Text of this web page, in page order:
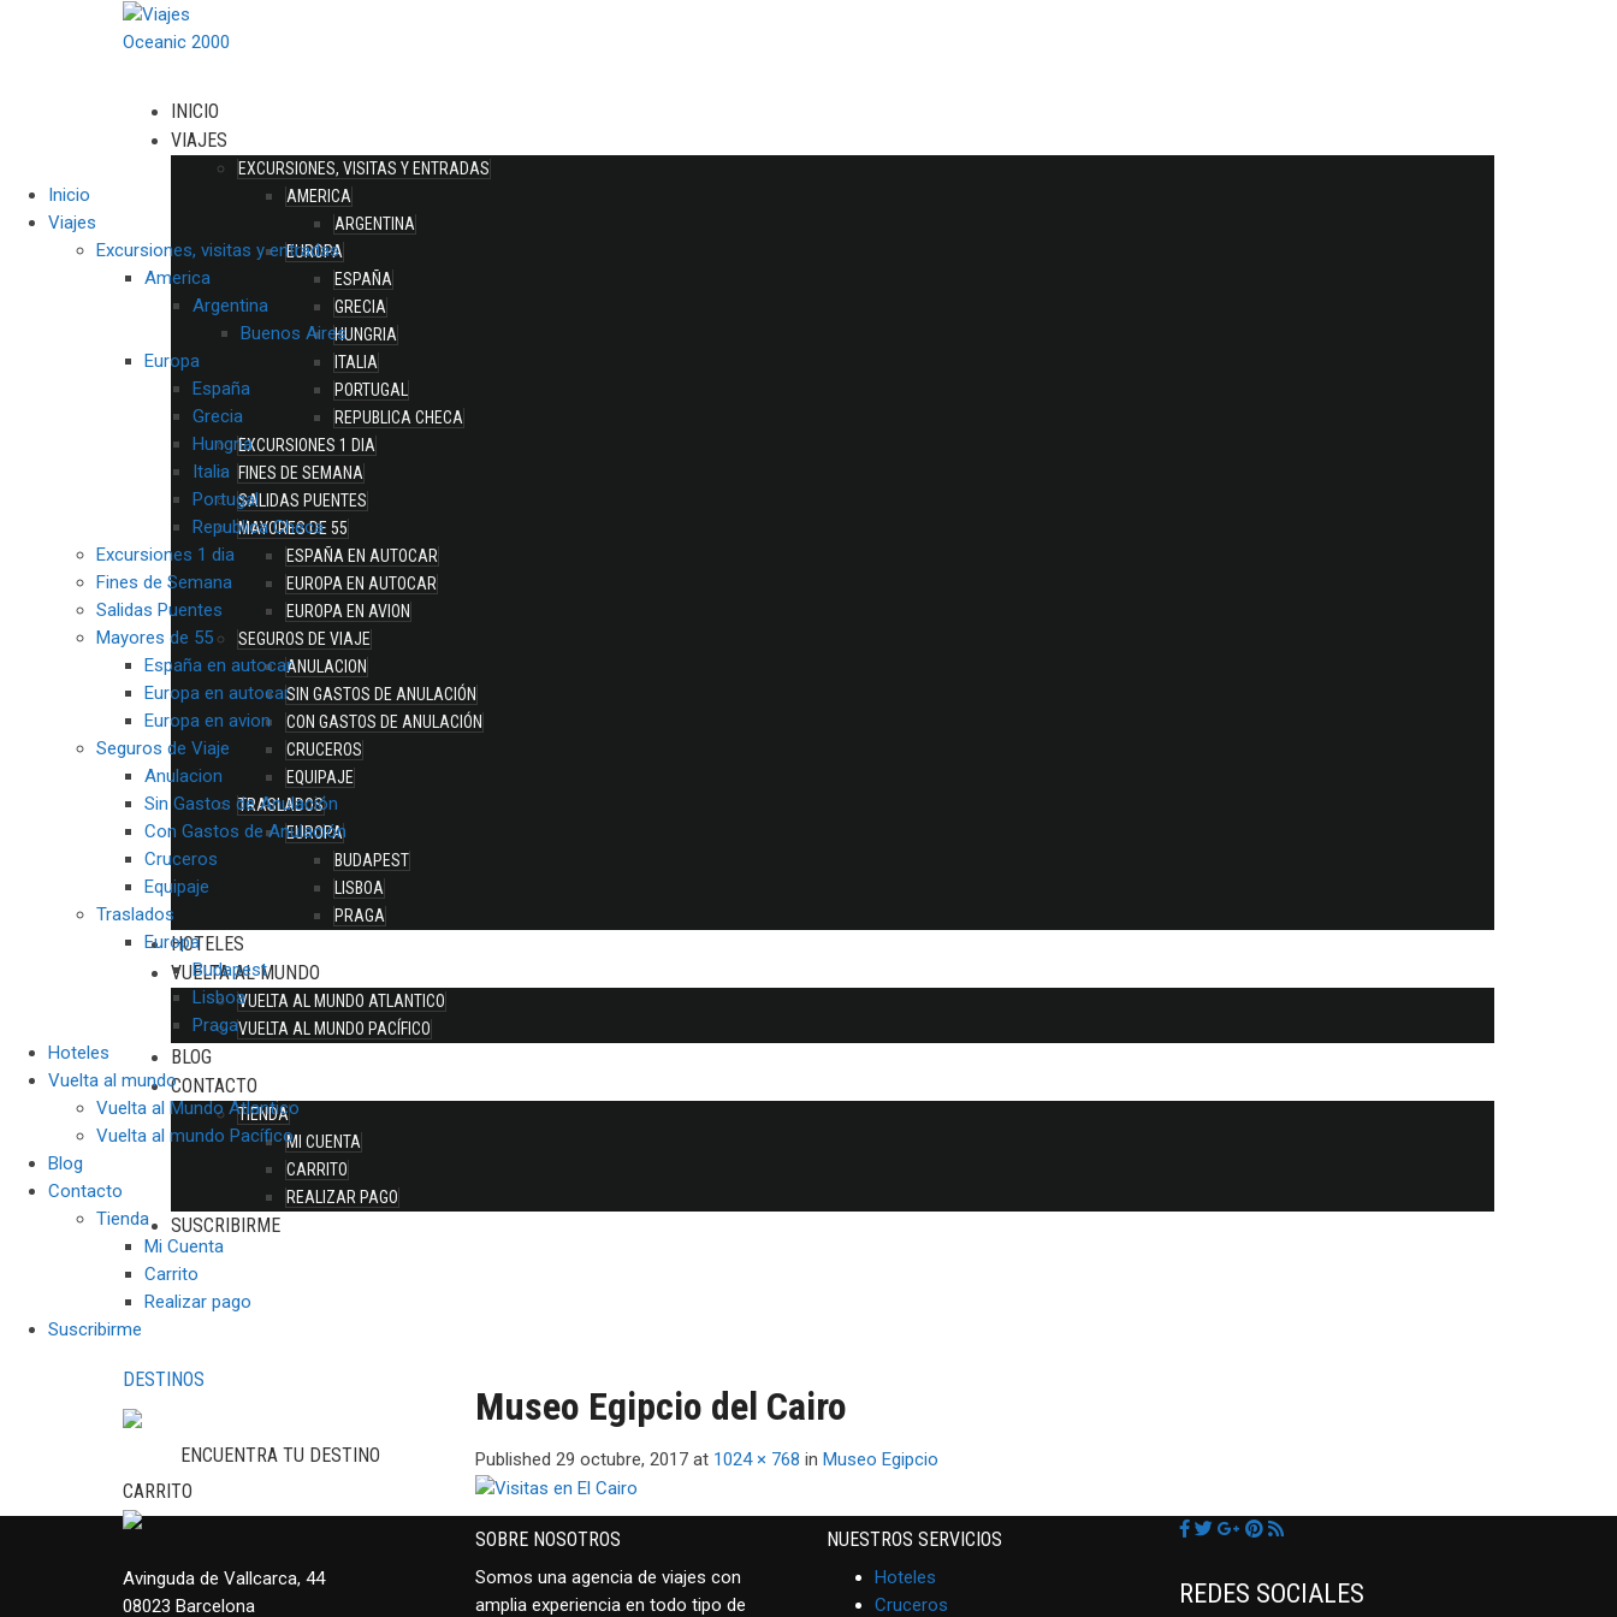
INICIO
VIAJES
EXCURSIONES, VISITAS Y ENTRADAS
AMERICA
ARGENTINA
EUROPA
ESPAÑA
GRECIA
HUNGRIA
ITALIA
PORTUGAL
REPUBLICA CHECA
EXCURSIONES 1 DIA
FINES DE SEMANA
SALIDAS PUENTES
MAYORES DE 55
ESPAÑA EN AUTOCAR
EUROPA EN AUTOCAR
EUROPA EN AVION
SEGUROS DE VIAJE
ANULACION
SIN GASTOS DE ANULACIÓN
CON GASTOS DE ANULACIÓN
CRUCEROS
EQUIPAJE
TRASLADOS
EUROPA
BUDAPEST
LISBOA
PRAGA
HOTELES
VUELTA AL MUNDO
VUELTA AL MUNDO ATLANTICO
VUELTA AL MUNDO PACÍFICO
BLOG
CONTACTO
TIENDA
MI CUENTA
CARRITO
REALIZAR PAGO
SUSCRIBIRME
Inicio
Viajes
Excursiones, visitas y entradas
America
Argentina
Buenos Aires
Europa
España
Grecia
Hungria
Italia
Portugal
Republica Checa
Excursiones 1 dia
Fines de Semana
Salidas Puentes
Mayores de 55
España en autocar
Europa en autocar
Europa en avion
Seguros de Viaje
Anulacion
Sin Gastos de Anulación
Con Gastos de Anulación
Cruceros
Equipaje
Traslados
Europa
Budapest
Lisboa
Praga
Hoteles
Vuelta al mundo
Vuelta al Mundo Atlantico
Vuelta al mundo Pacífico
Blog
Contacto
Tienda
Mi Cuenta
Carrito
Realizar pago
Suscribirme
Museo Egipcio del Cairo
Published 29 octubre, 2017at 1024 × 768 in Museo Egipcio
DESTINOS
ENCUENTRA TU DESTINO
CARRITO
Avinguda de Vallcarca, 44
08023 Barcelona
SOBRE NOSOTROS
Somos una agencia de viajes con
amplia experiencia en todo tipo de
NUESTROS SERVICIOS
Hoteles
Cruceros
REDES SOCIALES